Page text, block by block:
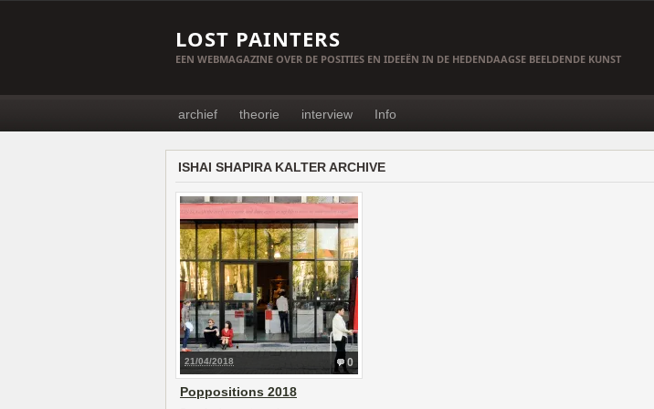
LOST PAINTERS
EEN WEBMAGAZINE OVER DE POSITIES EN IDEEËN IN DE HEDENDAAGSE BEELDENDE KUNST
archief theorie interview Info
ISHAI SHAPIRA KALTER ARCHIVE
0
21/04/2018
Poppositions 2018